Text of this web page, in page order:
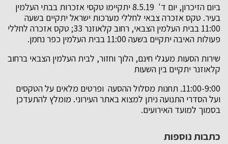
ביום הזיכרון, יום ד' 8.5.19 יתקיימו טקסי אזכרות בבתי העלמין
בעיר. טקס אזכרה צבאי לחללי מערכות ישראל יתקיים בשעה
11:00 בבית העלמין הצבאי, רחוב קלאוזנר 33; טקס אזכרה לחללי
פעולות האיבה יתקיים בשעה 11:00 בבית העלמין כפר נחמן.
שירות הסעות מעגלי חינם, הלוך וחזור, לבית העלמין הצבאי ברחוב
קלאוזנר יתקיים בין השעות
11:00-9:00. תחנות מסלול ההסעה ופרטים מלאים על הטקסים
ועל הסדרי התנועה ניתן למצוא באתר העירוני. מומלץ להתעדכן
בסמוך למועד האירועים.
כתבות נוספות